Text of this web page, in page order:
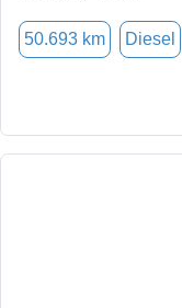
50.693 km Diesel